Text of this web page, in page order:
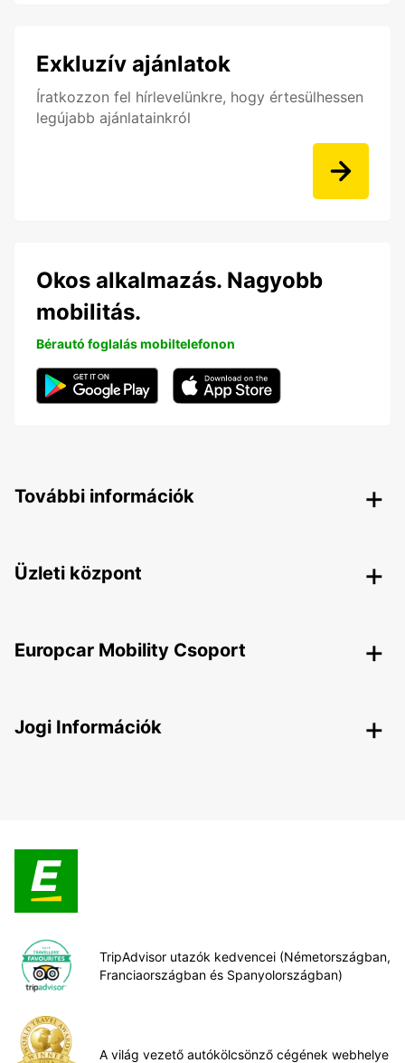
Exkluzív ajánlatok
Íratkozzon fel hírlevelünkre, hogy értesülhessen
legújabb ajánlatainkról
Okos alkalmazás. Nagyobb
mobilitás.
Bérautó foglalás mobiltelefonon
További információk
Üzleti központ
Europcar Mobility Csoport
Jogi Információk
TripAdvisor utazók kedvencei (Németországban,
Franciaországban és Spanyolországban)
A világ vezető autókölcsönző cégének webhelye